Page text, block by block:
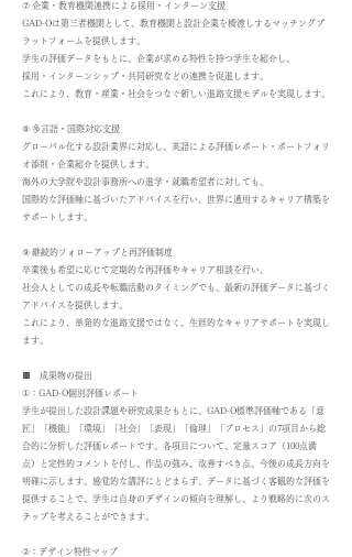
⑦ 企業・教育機関連携による採用・インターン支援
GAD-Oは第三者機関として、教育機関と設計企業を橋渡しするマッチングプ
ラットフォームを提供します。
学生の評価データをもとに、企業が求める特性を持つ学生を紹介し、
採用・インターンシップ・共同研究などの連携を促進します。
これにより、教育・産業・社会をつなぐ新しい進路支援モデルを実現します。
⑧ 多言語・国際対応支援
グローバル化する設計業界に対応し、英語による評価レポート・ポートフォリ
オ添削・企業紹介を提供します。
海外の大学院や設計事務所への進学・就職希望者に対しても、
国際的な評価軸に基づいたアドバイスを行い、世界に通用するキャリア構築を
サポートします。
⑨ 継続的フォローアップと再評価制度
卒業後も希望に応じて定期的な再評価やキャリア相談を行い、
社会人としての成長や転職活動のタイミングでも、最新の評価データに基づく
アドバイスを提供します。
これにより、単発的な進路支援ではなく、生涯的なキャリアサポートを実現し
ます。
■ 成果物の提出
①：GAD-O個別評価レポート
学生が提出した設計課題や研究成果をもとに、GAD-O標準評価軸である「意
匠」「機能」「環境」「社会」「表現」「倫理」「プロセス」の7項目から総
合的に分析した評価レポートです。各項目について、定量スコア（100点満
点）と定性的コメントを付し、作品の強み、改善すべき点、今後の成長方向を
明確に示します。感覚的な講評にとどまらず、データに基づく客観的な評価を
提供することで、学生は自身のデザインの傾向を理解し、より戦略的に次のス
テップを考えることができます。
②：デザイン特性マップ